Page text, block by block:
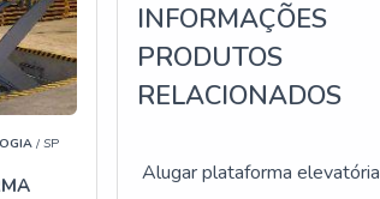
/ SP
INFORMAÇÕES
PRODUTOS
RELACIONADOS
Alugar plataforma elevatória